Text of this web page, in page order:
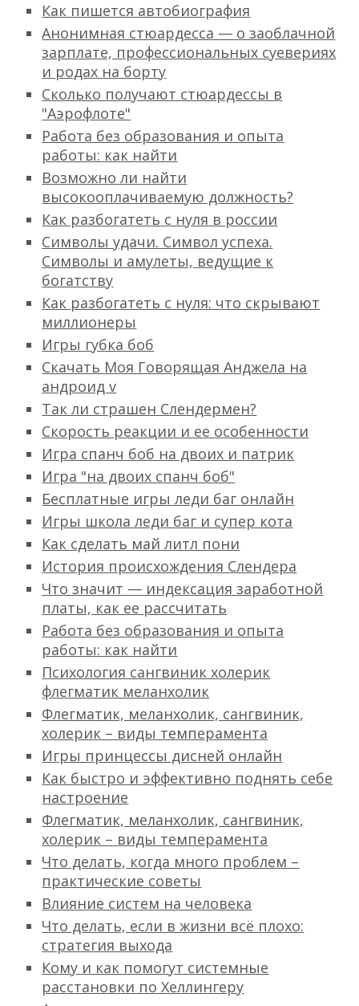
Как пишется автобиография
Анонимная стюардесса — о заоблачной
зарплате, профессиональных суевериях
и родах на борту
Сколько получают стюардессы в
"Аэрофлоте"
Работа без образования и опыта
работы: как найти
Возможно ли найти
высокооплачиваемую должность?
Как разбогатеть с нуля в россии
Символы удачи. Символ успеха.
Символы и амулеты, ведущие к
богатству
Как разбогатеть с нуля: что скрывают
миллионеры
Игры губка боб
Скачать Моя Говорящая Анджела на
андроид v
Так ли страшен Слендермен?
Скорость реакции и ее особенности
Игра спанч боб на двоих и патрик
Игра "на двоих спанч боб"
Бесплатные игры леди баг онлайн
Игры школа леди баг и супер кота
Как сделать май литл пони
История происхождения Слендера
Что значит — индексация заработной
платы, как ее рассчитать
Работа без образования и опыта
работы: как найти
Психология сангвиник холерик
флегматик меланхолик
Флегматик, меланхолик, сангвиник,
холерик – виды темперамента
Игры принцессы дисней онлайн
Как быстро и эффективно поднять себе
настроение
Флегматик, меланхолик, сангвиник,
холерик – виды темперамента
Что делать, когда много проблем –
практические советы
Влияние систем на человека
Что делать, если в жизни всё плохо:
стратегия выхода
Кому и как помогут системные
расстановки по Хеллингеру